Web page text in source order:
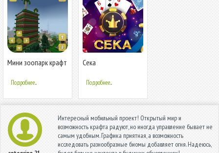
Мини зоопарк крафт
Подробнее...
Сека
Подробнее...
Интересный мобильный проект! Открытый мир и
возможность крафта радуют, но иногда управление бывает не
самым удобным. Графика приятная, а возможность
исследовать разнообразные биомы добавляет огня. Надеюсь,